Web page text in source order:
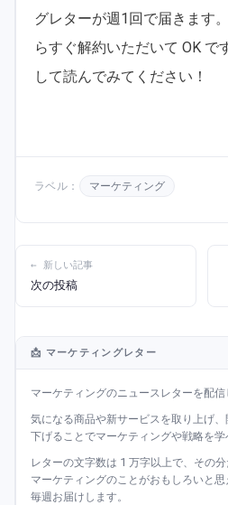
グレターが週1回で届きます
らすぐ解約いただいて OK で
して読んでみてください！
ラベル： マーケティング
← 新しい記事
次の投稿
📩 マーケティングレター
マーケティングのニュースレターを配信
気になる商品や新サービスを取り上げ
下げることでマーケティングや戦略を学
レターの文字数は 1 万字以上で、その
マーケティングのことがおもしろいと
毎週お届けします。